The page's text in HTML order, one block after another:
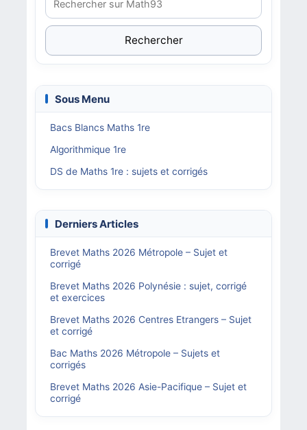
Rechercher
Sous Menu
Bacs Blancs Maths 1re
Algorithmique 1re
DS de Maths 1re : sujets et corrigés
Derniers Articles
Brevet Maths 2026 Métropole – Sujet et
corrigé
Brevet Maths 2026 Polynésie : sujet, corrigé
et exercices
Brevet Maths 2026 Centres Etrangers – Sujet
et corrigé
Bac Maths 2026 Métropole – Sujets et
corrigés
Brevet Maths 2026 Asie-Pacifique – Sujet et
corrigé